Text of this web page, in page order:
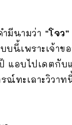
มีนามว่า “โจว”
บนี้เพราะเจ้าข
แอบไปเดตกับ
ณ์ทะเลาะวิวา